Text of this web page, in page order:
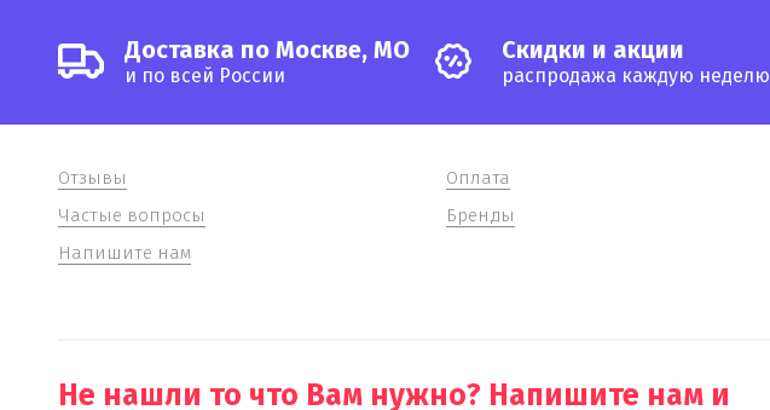
Доставка по Москве, МО
и по всей России
Cкидки и акции
распродажа каждую неделю
Отзывы
Частые вопросы
Напишите нам
Оплата
Бренды
Не нашли то что Вам нужно? Напишите нам и